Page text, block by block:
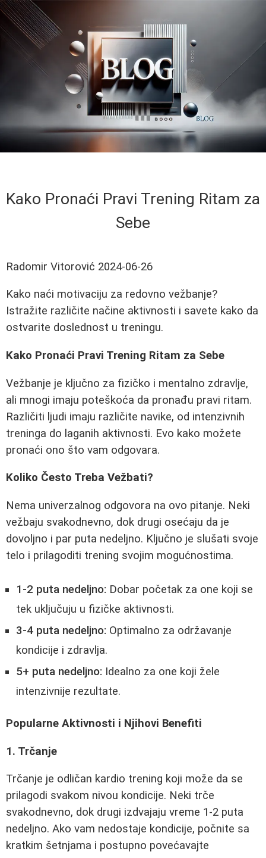
Kako Pronaći Pravi Trening Ritam za
Sebe
Radomir Vitorović 2024-06-26
Kako naći motivaciju za redovno vežbanje?
Istražite različite načine aktivnosti i savete kako da
ostvarite doslednost u treningu.
Kako Pronaći Pravi Trening Ritam za Sebe
Vežbanje je ključno za fizičko i mentalno zdravlje,
ali mnogi imaju poteškoća da pronađu pravi ritam.
Različiti ljudi imaju različite navike, od intenzivnih
treninga do laganih aktivnosti. Evo kako možete
pronaći ono što vam odgovara.
Koliko Često Treba Vežbati?
Nema univerzalnog odgovora na ovo pitanje. Neki
vežbaju svakodnevno, dok drugi osećaju da je
dovoljno i par puta nedeljno. Ključno je slušati svoje
telo i prilagoditi trening svojim mogućnostima.
1-2 puta nedeljno: Dobar početak za one koji se
tek uključuju u fizičke aktivnosti.
3-4 puta nedeljno: Optimalno za održavanje
kondicije i zdravlja.
5+ puta nedeljno: Idealno za one koji žele
intenzivnije rezultate.
Popularne Aktivnosti i Njihovi Benefiti
1. Trčanje
Trčanje je odličan kardio trening koji može da se
prilagodi svakom nivou kondicije. Neki trče
svakodnevno, dok drugi izdvajaju vreme 1-2 puta
nedeljno. Ako vam nedostaje kondicije, počnite sa
kratkim šetnjama i postupno povećavajte